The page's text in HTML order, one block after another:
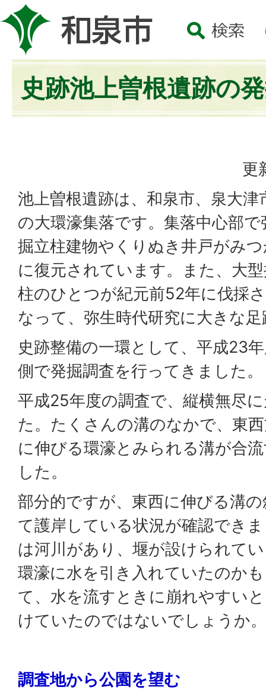
史跡池上曽根遺跡の
更
池上曽根遺跡は、和泉市、泉大
の大環濠集落です。集落中心部
掘立柱建物やくりぬき井戸がみ
に復元されています。また、大
柱のひとつが紀元前52年に伐採
なって、弥生時代研究に大きな
史跡整備の一環として、平成23
側で発掘調査を行ってきました。
平成25年度の調査で、縦横無尽
た。たくさんの溝のなかで、東
に伸びる環濠とみられる溝が合
した。
部分的ですが、東西に伸びる溝
て護岸している状況が確認でき
は河川があり、堰が設けられて
環濠に水を引き入れていたのか
て、水を流すときに崩れやすい
けていたのではないでしょうか。
調査地から公園を望む